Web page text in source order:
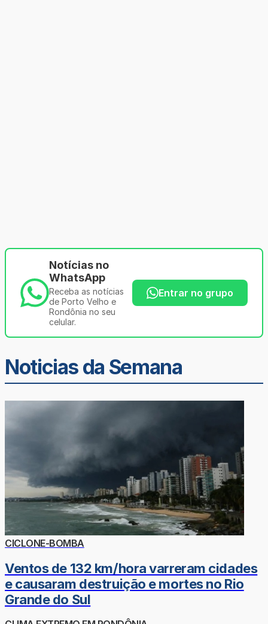
Notícias no
WhatsApp
Receba as notícias
de Porto Velho e
Rondônia no seu
celular.
Entrar no grupo
Noticias da Semana
CICLONE-BOMBA
Ventos de 132 km/hora varreram cidades
e causaram destruição e mortes no Rio
Grande do Sul